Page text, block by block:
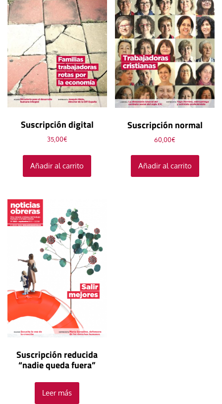
Suscripción digital
35,00€
Añadir al carrito
Suscripción normal
60,00€
Añadir al carrito
Suscripción reducida
“nadie queda fuera”
Leer más